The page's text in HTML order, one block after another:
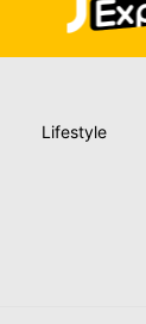
Lifestyle